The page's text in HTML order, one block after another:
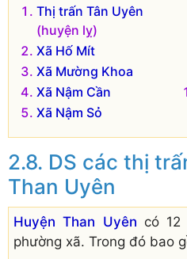
Thị trấn Tân Uyên
(huyện lỵ)
Xã Hố Mít
Xã Mường Khoa
Xã Nậm Cần
Xã Nậm Sỏ
DS các thị
Than Uyên
Huyện Than Uyên có 12
phường xã. Trong đó bao